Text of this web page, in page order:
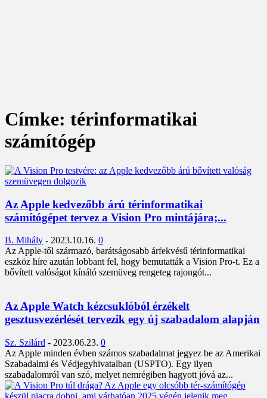
Címke: térinformatikai
számítógép
Az Apple kedvezőbb árú térinformatikai
számítógépet tervez a Vision Pro mintájára;...
B. Mihály - 2023.10.16. 0
Az Apple-től származó, barátságosabb árfekvésű térinformatikai
eszköz híre azután lobbant fel, hogy bemutatták a Vision Pro-t. Ez a
bővített valóságot kínáló szemüveg rengeteg rajongót...
Az Apple Watch kézcsuklóból érzékelt
gesztusvezérlését tervezik egy új szabadalom alapján
Sz. Szilárd - 2023.06.23. 0
Az Apple minden évben számos szabadalmat jegyez be az Amerikai
Szabadalmi és Védjegyhivatalban (USPTO). Egy ilyen
szabadalomról van szó, melyet nemrégiben hagyott jóvá az...